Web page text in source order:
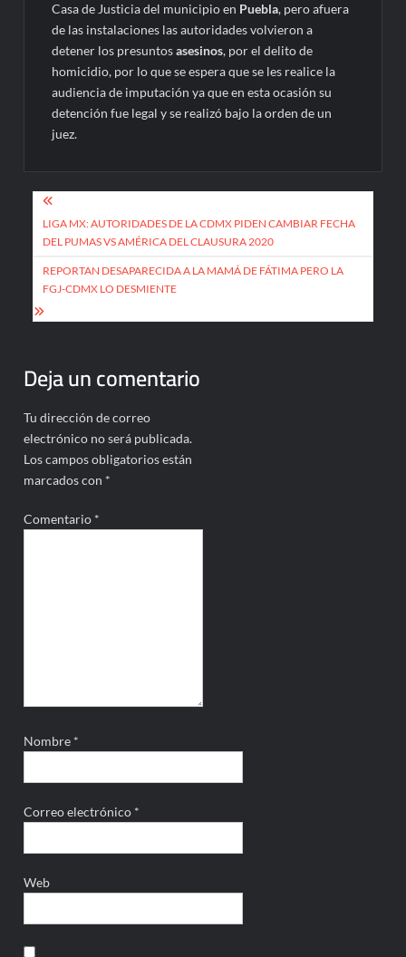
Casa de Justicia del municipio en Puebla, pero afuera
de las instalaciones las autoridades volvieron a
detener los presuntosasesinos, por el delito de
homicidio, por lo que se espera que se les realice la
audiencia de imputación ya que en esta ocasión su
detención fue legal y se realizó bajo la orden de un
juez.
Navegación
de
entradas
LIGA MX: AUTORIDADES DE LA CDMX PIDEN CAMBIAR FECHA
DEL PUMAS VS AMÉRICA DEL CLAUSURA 2020
REPORTAN DESAPARECIDA A LA MAMÁ DE FÁTIMA PERO LA
FGJ-CDMX LO DESMIENTE
Deja un comentario
Tu dirección de correo
electrónico no será publicada.
Los campos obligatorios están
marcados con *
Comentario *
Nombre *
Correo electrónico *
Web